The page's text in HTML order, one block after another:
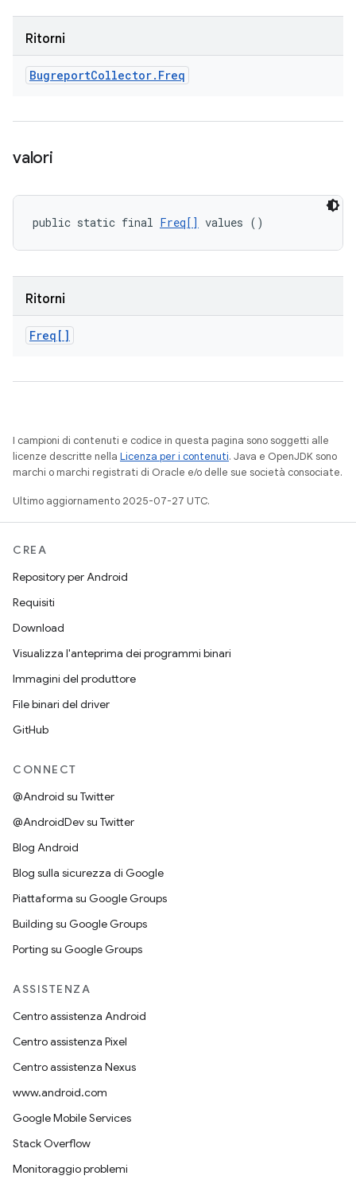
Ritorni
BugreportCollector. Freq
valori
public static final Freq[] values ()
Ritorni
Freq[]
I campioni di contenuti e codice in questa pagina sono soggetti alle
licenze descritte nella Licenza per i contenuti. Java e OpenJDK sono
marchi o marchi registrati di Oracle e/o delle sue società consociate.
Ultimo aggiornamento 2025-07-27 UTC.
CREA
Repository per Android
Requisiti
Download
Visualizza l'anteprima dei programmi binari
Immagini del produttore
File binari del driver
GitHub
CONNECT
@Android su Twitter
@AndroidDev su Twitter
Blog Android
Blog sulla sicurezza di Google
Piattaforma su Google Groups
Building su Google Groups
Porting su Google Groups
ASSISTENZA
Centro assistenza Android
Centro assistenza Pixel
Centro assistenza Nexus
www.android.com
Google Mobile Services
Stack Overflow
Monitoraggio problemi